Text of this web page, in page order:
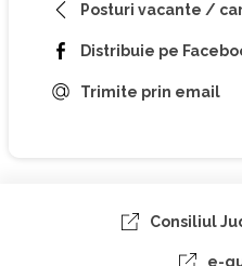
Posturi vacante /
Distribuie pe
Trimite prin email
Consiliul
e-